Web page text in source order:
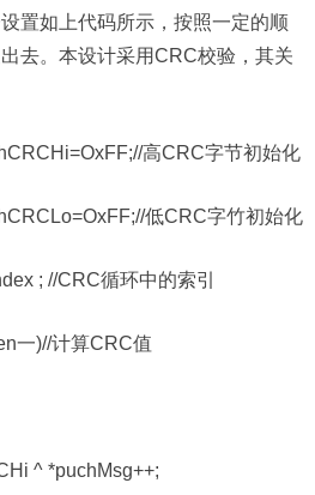
如上代码所示，按照一定的顺
去。本设计采用CRC校验，其关
高CRC字节初始化
低CRC字竹初始化
; //CRC循环中的索引
)//计算CRC值
^ *puchMsg++;